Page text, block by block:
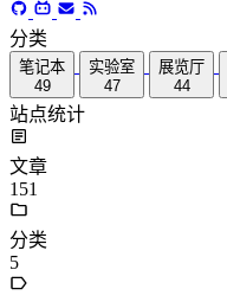
分类
笔记本
49
实验室
47
展览厅
44
站点统计
文章
151
分类
5